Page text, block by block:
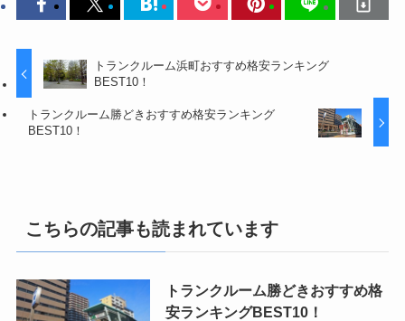
トランクルーム浜町おすすめ格安ランキング
BEST10！
トランクルーム勝どきおすすめ格安ランキング
BEST10！
こちらの記事も読まれています
トランクルーム勝どきおすすめ格
安ランキングBEST10！